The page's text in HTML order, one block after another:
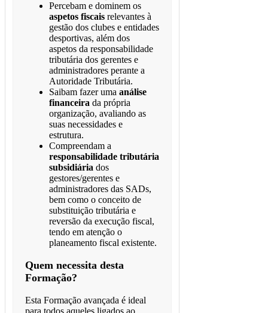
Percebam e dominem os
aspetos fiscaisrelevantes à
gestão dos clubes e entidades
desportivas, além dos
aspetos da responsabilidade
tributária dos gerentes e
administradores perante a
Autoridade Tributária.
Saibam fazer uma análise
financeirada própria
organização, avaliando as
suas necessidades e
estrutura.
Compreendam a
responsabilidade tributária
subsidiáriados
gestores/gerentes e
administradores das SADs,
bem como o conceito de
substituição tributária e
reversão da execução fiscal,
tendo em atenção o
planeamento fiscal existente.
Quem necessita desta
Formação?
Esta Formação avançada é ideal